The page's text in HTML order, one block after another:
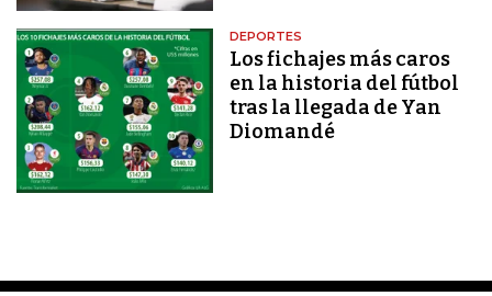
DEPORTES
Los fichajes más caros
en la historia del fútbol
tras la llegada de Yan
Diomandé